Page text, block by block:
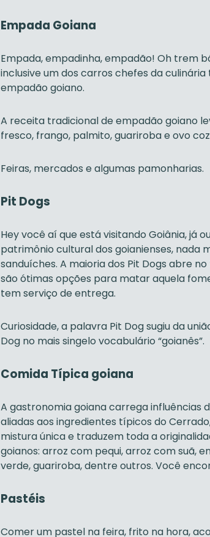
Empada Goiana
Empada, empadinha, empadão! Oh trem
inclusive um dos carros chefes da
empadão goiano.
A receita tradicional de empadão goiano
fresco, frango, palmito, guariroba e ovo
Feiras, mercados e algumas pamonharias.
Pit Dogs
Hey você aí que está visitando Goiânia, já
patrimônio cultural dos goianienses, nada
sanduíches. A maioria dos Pit Dogs abre
são ótimas opções para matar aquela
tem serviço de entrega.
Curiosidade, a palavra Pit Dog sugiu da
Dog no mais singelo vocabulário “goianês”.
Comida Típica goiana
A gastronomia goiana carrega influências
aliadas aos ingredientes típicos do
mistura única e traduzem toda a
goianos: arroz com pequi, arroz com suã,
verde, guariroba, dentre outros. Você
Pastéis
Comer um pastel na feira, frito na hora,